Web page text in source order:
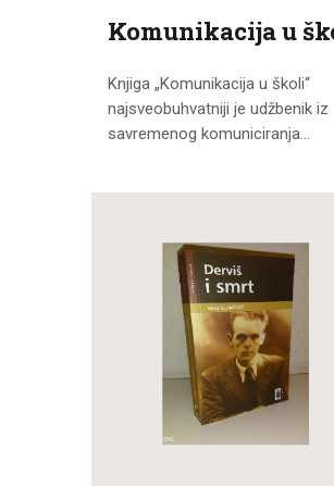
Komunikacija u
Knjiga „Komunikacija u školi“
najsveobuhvatniji je udžbenik iz
savremenog komuniciranja...